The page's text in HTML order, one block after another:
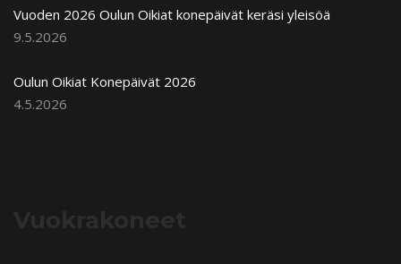
Vuoden 2026 Oulun Oikiat konepäivät keräsi yleisöä
9.5.2026
Oulun Oikiat Konepäivät 2026
4.5.2026